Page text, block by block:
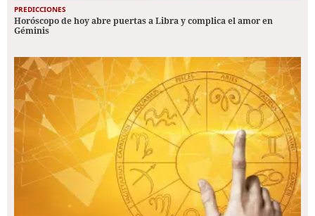
PREDICCIONES
Horóscopo de hoy abre puertas a Libra y complica el amor en
Géminis